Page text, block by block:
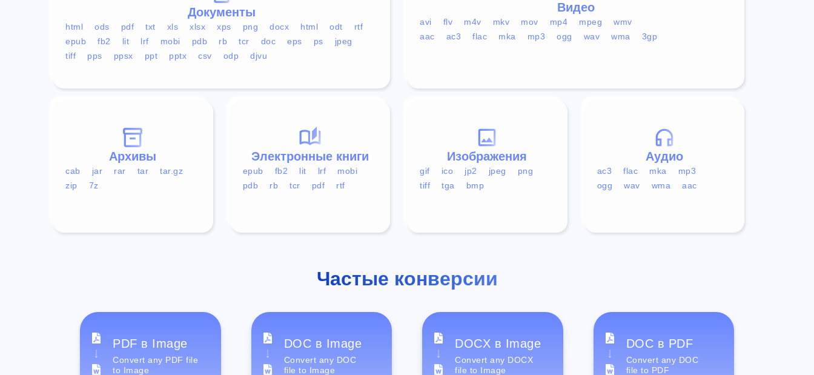
Документы
html ods pdf txt xls xlsx xps png docx html odt
rtf
epub
fb2 lit lrf mobi pdb rb tcr doc eps ps
jpeg
tiff
pps ppsx ppt pptx csv odp djvu
Видео
avi flv m4v mkv mov mp4 mpeg
wmv
aac
ac3 flac mka mp3 ogg wav wma 3gp
Аудио
ac3 flac mka
mp3
ogg
wav wma aac
Изображения
gif ico jp2 jpeg
png
tiff
tga bmp
Электронные книги
epub fb2 lit lrf
mobi
pdb
rb tcr pdf rtf
Архивы
cab jar rar tar
tar.gz
zip
7z
Частые конверсии
PDF в Image
Convert any PDF file
to Image
DOC в Image
Convert any DOC
file to Image
DOCX в Image
Convert any DOCX
file to Image
DOC в PDF
Convert any DOC
file to PDF